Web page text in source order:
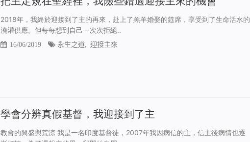
2018年，我終於迎接到了主的再來，赴上了羔羊婚娶的筵席，享受到了生命活水的
澆灌供應。但每每想到自己一次次拒絕..
16/06/2019 永生之道, 迎接主來
學會分辨真假基督，我迎接到了主
教會的興盛與荒涼 我是一名印度基督徒，2007年我因病信的主，信主後病情也逐